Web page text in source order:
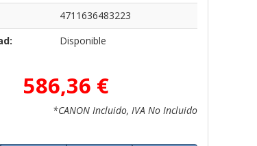
4711636483223
Disponible
586,36 €
*CANON Incluido, IVA No Incluido